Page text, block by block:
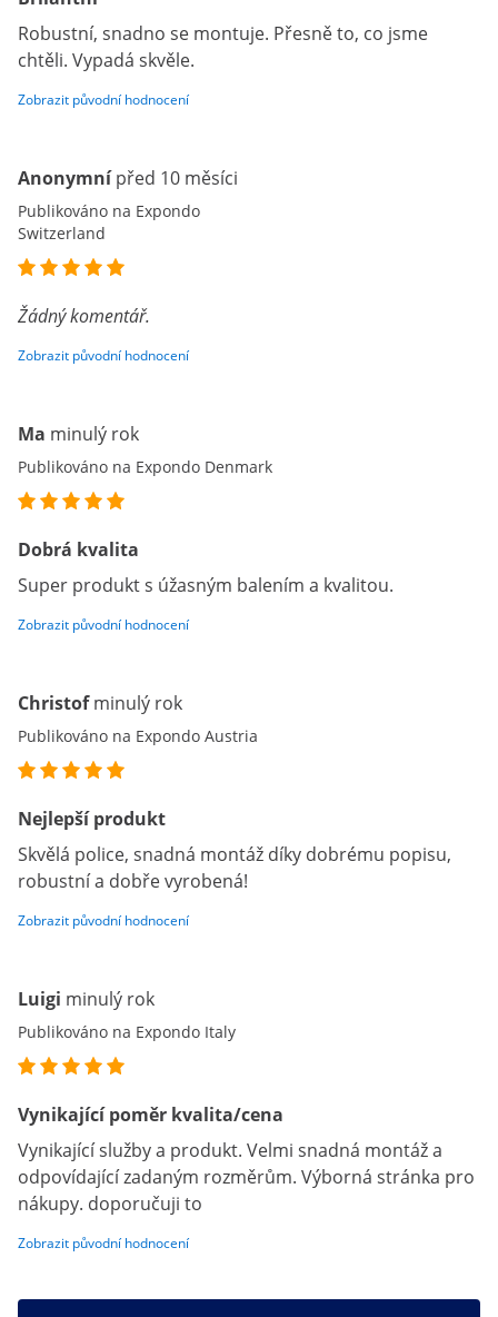
Robustní, snadno se montuje. Přesně to, co jsme
chtěli. Vypadá skvěle.
Zobrazit původní hodnocení
Anonymní před 10 měsíci
Publikováno na Expondo
Switzerland
Žádný komentář.
Zobrazit původní hodnocení
Ma minulý rok
Publikováno na Expondo Denmark
Dobrá kvalita
Super produkt s úžasným balením a kvalitou.
Zobrazit původní hodnocení
Christof minulý rok
Publikováno na Expondo Austria
Nejlepší produkt
Skvělá police, snadná montáž díky dobrému popisu,
robustní a dobře vyrobená!
Zobrazit původní hodnocení
Luigi minulý rok
Publikováno na Expondo Italy
Vynikající poměr kvalita/cena
Vynikající služby a produkt. Velmi snadná montáž a
odpovídající zadaným rozměrům. Výborná stránka pro
nákupy. doporučuji to
Zobrazit původní hodnocení